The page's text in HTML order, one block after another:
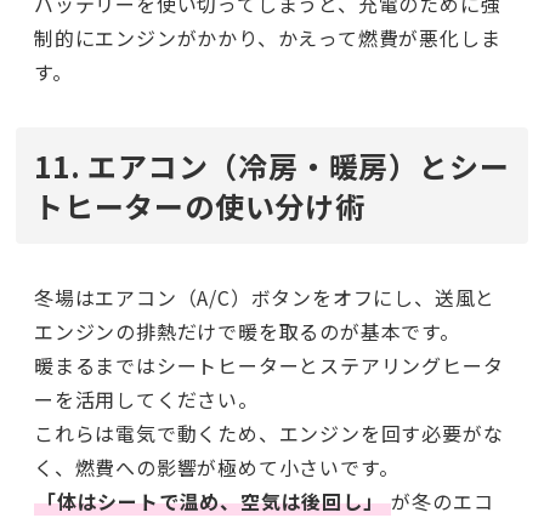
制的にエンジンがかかり、かえって燃費が悪化しま
す。
11. エアコン（冷房・暖房）とシー
トヒーターの使い分け術
冬場はエアコン（A/C）ボタンをオフにし、送風と
エンジンの排熱だけで暖を取るのが基本です。
暖まるまではシートヒーターとステアリングヒータ
ーを活用してください。
これらは電気で動くため、エンジンを回す必要がな
く、燃費への影響が極めて小さいです。
「体はシートで温め、空気は後回し」が冬のエコ